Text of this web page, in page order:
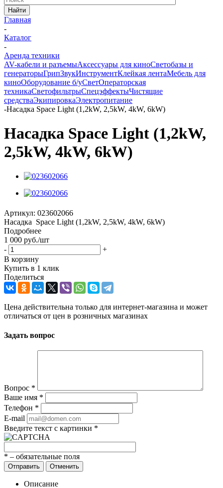
Найти
Главная
-
Каталог
-
Аренда техники
AV-кабели и разъемыАксессуары для киноСветобазы и
генераторыГрипЗвукИнструментКлейкая лентаМебель для
киноОборудование б/уСветОператорская
техникаСветофильтрыСпецэффектыЧистящие
средстваЭкипировкаЭлектропитание
-Насадка Space Light (1,2kW, 2,5kW, 4kW, 6kW)
Насадка Space Light (1,2kW,
2,5kW, 4kW, 6kW)
Артикул: 023602066
Насадка Space Light (1,2kW, 2,5kW, 4kW, 6kW)
Подробнее
1 000 руб./шт
-
+
В корзину
Купить в 1 клик
Поделиться
Цена действительна только для интернет-магазина и может
отличаться от цен в розничных магазинах
Задать вопрос
Вопрос *
Ваше имя *
Телефон *
E-mail
Введите текст с картинки *
* – обязательные поля
Отправить Отменить
Описание